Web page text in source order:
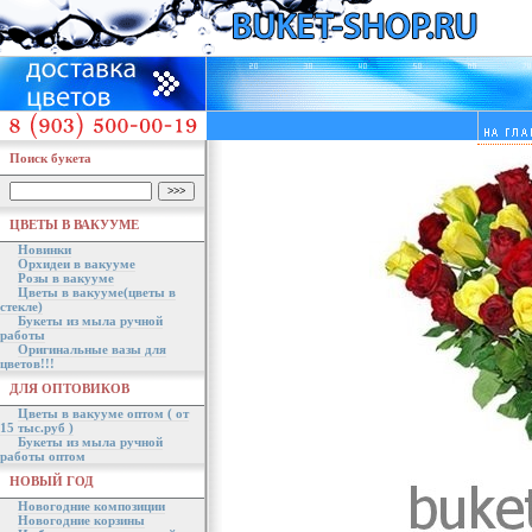
Поиск букета
ЦВЕТЫ В ВАКУУМЕ
Новинки
Орхидеи в вакууме
Розы в вакууме
Цветы в вакууме(цветы в
стекле)
Букеты из мыла ручной
работы
Оригинальные вазы для
цветов!!!
ДЛЯ ОПТОВИКОВ
Цветы в вакууме оптом ( от
15 тыс.руб )
Букеты из мыла ручной
работы оптом
НОВЫЙ ГОД
Новогодние композиции
Новогодние корзины